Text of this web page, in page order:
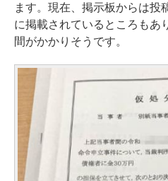
ます。現在、掲示板からは投
に掲載されているところもあ
間がかかりそうです。